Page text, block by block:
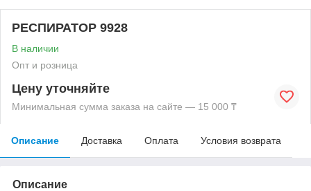
РЕСПИРАТОР 9928
В наличии
Опт и розница
Цену уточняйте
Минимальная сумма заказа на сайте — 15 000 ₸
Описание Доставка Оплата Условия возврата
Описание